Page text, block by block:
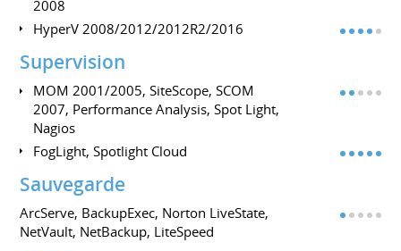
2008
HyperV 2008/2012/2012R2/2016
Supervision
MOM 2001/2005, SiteScope, SCOM
2007, Performance Analysis, Spot Light,
Nagios
FogLight, Spotlight Cloud
Sauvegarde
ArcServe, BackupExec, Norton LiveState,
NetVault, NetBackup, LiteSpeed